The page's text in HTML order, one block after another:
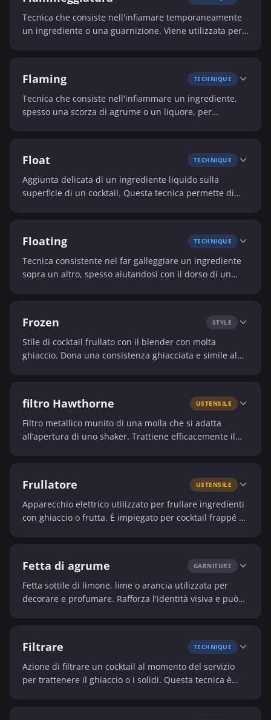
Tecnica che consiste nell'infiamare temporaneamente
un ingrediente o una guarnizione. Viene utilizzata per
aromi.
Flaming TECHNIQUE
Tecnica che consiste nell'infiammare un ingrediente,
spesso una scorza di agrume o un liquore, per
grande prudenza e una buona padronanza.
Float TECHNIQUE
Aggiunta delicata di un ingrediente liquido sulla
superficie di un cocktail. Questa tecnica permette di
bicchiere.
Floating TECHNIQUE
Tecnica consistente nel far galleggiare un ingrediente
sopra un altro, spesso aiutandosi con il dorso di un
concentrare gli aromi.
Frozen STYLE
Stile di cocktail frullato con il blender con molta
ghiaccio. Dona una consistenza ghiacciata e simile al
filtro Hawthorne USTENSILE
Filtro metallico munito di una molla che si adatta
all’apertura di uno shaker. Trattiene efficacemente il
Frullatore USTENSILE
Apparecchio elettrico utilizzato per frullare ingredienti
con ghiaccio o frutta. È impiegato per cocktail frappé o
Fetta di agrume GARNITURE
Fetta sottile di limone, lime o arancia utilizzata per
decorare e profumare. Rafforza l'identità visiva e può
Filtrare TECHNIQUE
Azione di filtrare un cocktail al momento del servizio
per trattenere il ghiaccio o i solidi. Questa tecnica è
uniforme.